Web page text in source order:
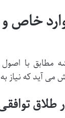
خاص
مطابق با
آید که نیاز به